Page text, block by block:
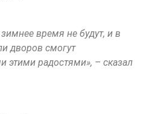
время не будут, и в
дворов смогут
этими радостями», – сказал